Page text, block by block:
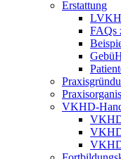
Erstattung
LVKH
FAQs
VKHD-